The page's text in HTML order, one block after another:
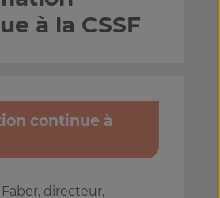
à la CSSF
continue à
directeur,